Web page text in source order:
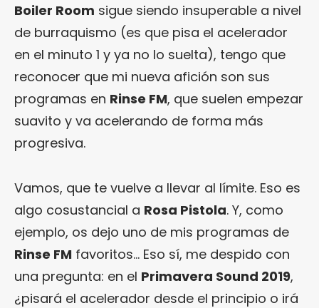
Boiler Room sigue siendo insuperable a nivel
de burraquismo (es que pisa el acelerador
en el minuto 1 y ya no lo suelta), tengo que
reconocer que mi nueva afición son sus
programas en Rinse FM, que suelen empezar
suavito y va acelerando de forma más
progresiva.
Vamos, que te vuelve a llevar al límite. Eso es
algo cosustancial a Rosa Pistola. Y, como
ejemplo, os dejo uno de mis programas de
Rinse FM favoritos… Eso sí, me despido con
una pregunta: en el Primavera Sound 2019,
¿pisará el acelerador desde el principio o irá